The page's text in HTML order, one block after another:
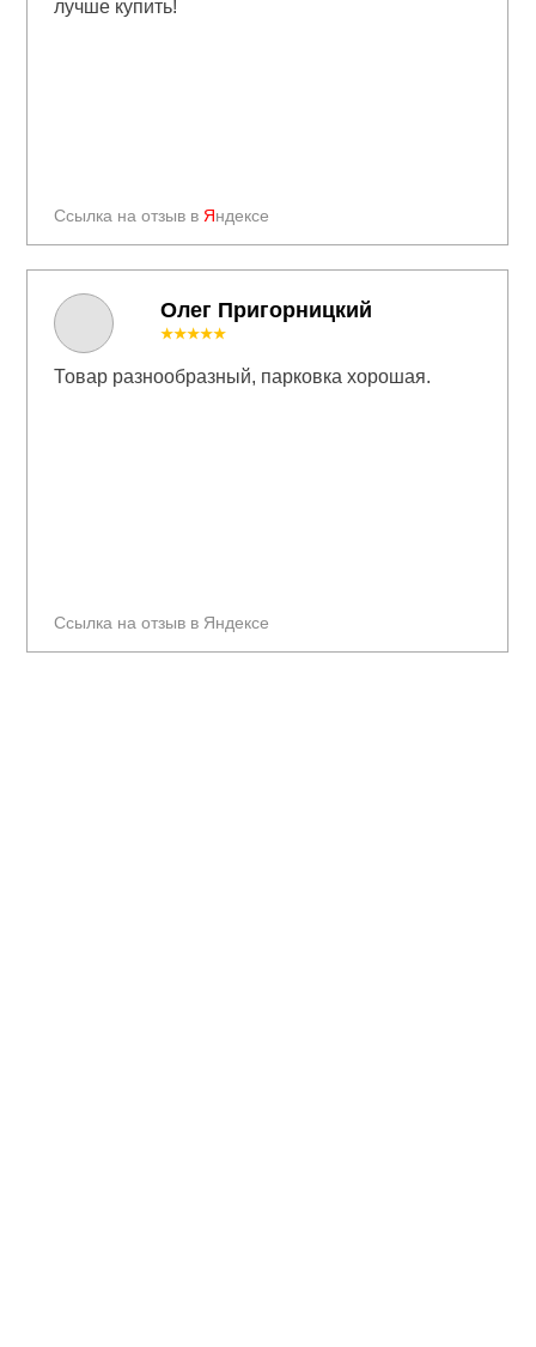
Олег Пригорницкий
Ссылка на отзыв в Яндексе
лучше купить!
Ссылка на отзыв в Яндексе
★★★★★
Товар разнообразный, парковка хорошая.